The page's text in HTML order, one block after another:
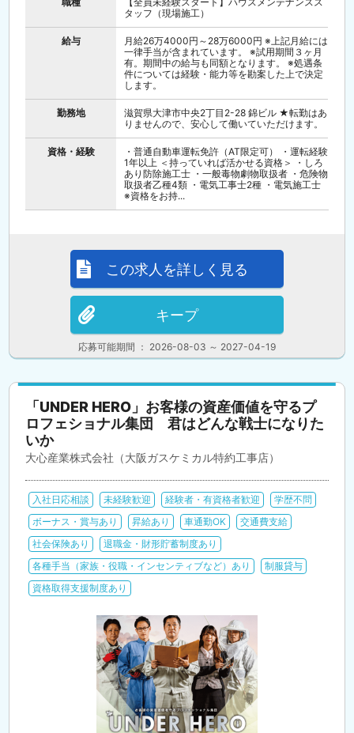
タッフ（現場施工）
給与
月給26万4000円～28万6000円 ※上記月給には
一律手当が含まれています。 ※試用期間３ヶ月
有。期間中の給与も同額となります。 ※処遇条
件については経験・能力等を勘案した上で決定
します。
勤務地
滋賀県大津市中央2丁目2-28 錦ビル ★転勤はあ
りませんので、安心して働いていただけます。
資格・経験
・普通自動車運転免許（AT限定可） ・運転経験
1年以上 ＜持っていれば活かせる資格＞ ・しろ
あり防除施工士 ・一般毒物劇物取扱者 ・危険物
取扱者乙種4類 ・電気工事士2種 ・電気施工士
※資格をお持...
応募可能期間 ： 2026-08-03 ～ 2027-04-19
この求人を詳しく見る
キープ
「UNDER HERO」お客様の資産価値を守るプ
ロフェショナル集団 君はどんな戦士になりた
いか
大心産業株式会社（大阪ガスケミカル特約工事店）
入社日応相談 未経験歓迎 経験者・有資格者歓迎
学歴不問
ボーナス・賞与あり
昇給あり 車通勤OK
交通費支給
社会保険あり
退職金・財形貯蓄制度あり
各種手当（家族・役職・インセンティブなど）あり
制服貸与
資格取得支援制度あり